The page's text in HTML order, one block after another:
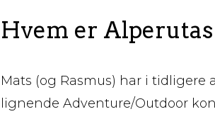
Hvem er
Mats (og Rasmus) har i
lignende Adventure/Outdoor